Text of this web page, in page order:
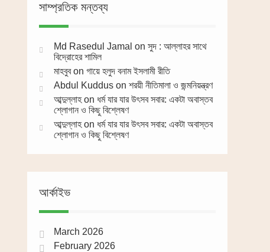
সাম্প্রতিক মন্তব্য
Md Rasedul Jamal on সুদ : আল্লাহর সাথে
বিদ্রোহের শামিল
মাহবুবon গায়ে হলুদ বনাম ইসলামী রীতি
Abdul Kuddus on শরয়ী নীতিমালা ও জন্মনিয়ন্ত্রণ
আব্দুল্লাহon ধর্ম যার যার উৎসব সবার: একটা অবাস্তব
শ্লোগান ও কিছু বিশ্লেষণ
আব্দুল্লাহon ধর্ম যার যার উৎসব সবার: একটা অবাস্তব
শ্লোগান ও কিছু বিশ্লেষণ
আর্কাইভ
March 2026
February 2026